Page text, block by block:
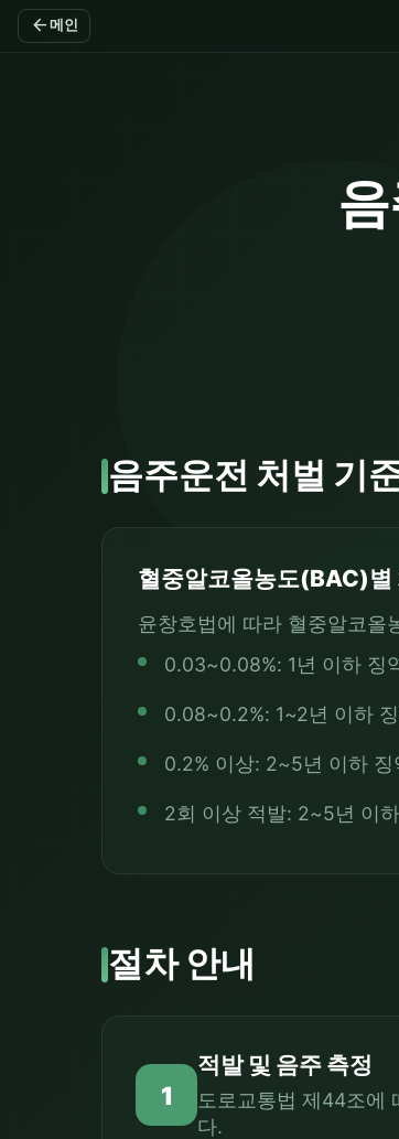
arrow_back 메인
음주운전 처벌 기
혈중알코올농도(BAC)별
윤창호법에 따라 혈중알코올
0.03~0.08%: 1년 이하 징
0.08~0.2%: 1~2년 이하
0.2% 이상: 2~5년 이하
2회 이상 적발: 2~5년 이
절차 안내
1
적발 및 음주 측정
도로교통법 제44조에
다.